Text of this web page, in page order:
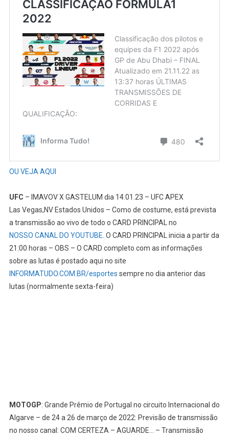
OU VEJA AQUI
UFC – IMAVOV X GASTELUM dia 14.01.23 – UFC APEX
Las Vegas,NV Estados Unidos – Como de costume, está prevista
a transmissão ao vivo de todo o CARD PRINCIPAL no
NOSSO CANAL DO YOUTUBE . O CARD PRINCIPAL inicia a partir da
21:00 horas – OBS – O CARD completo com as informações
sobre as lutas é postado aqui no site
INFORMATUDO.COM.BR/esportes sempre no dia anterior das
lutas (normalmente sexta-feira)